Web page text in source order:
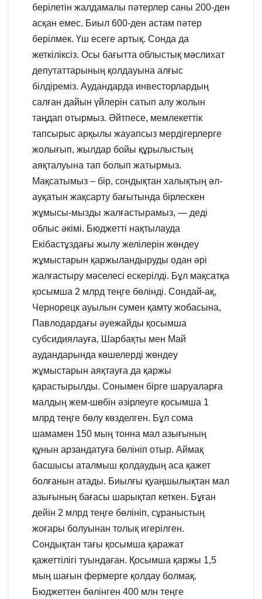
берілетін жалдамалы пәтерлер саны 200-ден
асқан емес. Биыл 600-ден астам пәтер
берілмек. Үш есеге артық. Сонда да
жеткіліксіз. Осы бағытта облыстық мәслихат
депутаттарының қолдауына алғыс
білдіреміз. Аудандарда инвесторлардың
салған дайын үйлерін сатып алу жолын
таңдап отырмыз. Әйтпесе, мемлекеттік
тапсырыс арқылы жауапсыз мердігерлерге
жолығып, жылдар бойы құрылыстың
аяқталуына тап болып жатырмыз.
Мақсатымыз – бір, сондықтан халықтың әл-
ауқатын жақсарту бағытында бірлескен
жұмысы-мызды жалғастырамыз, — деді
облыс әкімі. Бюджетті нақтылауда
Екібастұздағы жылу желілерін жөндеу
жұмыстарын қаржыландыруды одан әрі
жалғастыру мәселесі ескерілді. Бұл мақсатқа
қосымша 2 млрд теңге бөлінді. Сондай-ақ,
Чернорецк ауылын сумен қамту жобасына,
Павлодардағы әуежайды қосымша
субсидиялауға, Шарбақты мен Май
аудандарында көшелерді жөндеу
жұмыстарын аяқтауға да қаржы
қарастырылды. Сонымен бірге шаруаларға
малдың жем-шөбін әзірлеуге қосымша 1
млрд теңге бөлу көзделген. Бұл сома
шамамен 150 мың тонна мал азығының
құнын арзандатуға бөлініп отыр. Аймақ
басшысы аталмыш қолдаудың аса қажет
болғанын атады. Биылғы қуаңшылықтан мал
азығының бағасы шарықтап кеткен. Бұған
дейін 2 млрд теңге бөлініп, сұраныстың
жоғары болуынан толық игерілген.
Сондықтан тағы қосымша қаражат
қажеттілігі туындаған. Қосымша қаржы 1,5
мың шағын фермерге қолдау болмақ.
Бюджеттен бөлінген 400 млн теңге